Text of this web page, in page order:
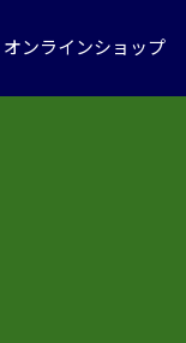
オンラインショップ